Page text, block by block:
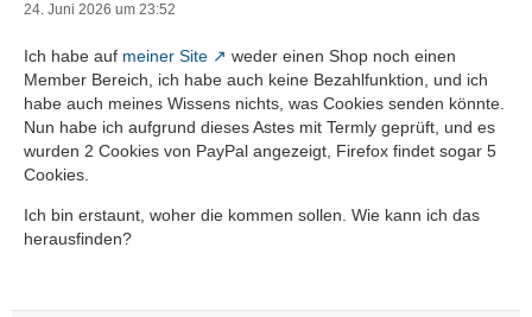
24. Juni 2026 um 23:52
Ich habe auf meiner Site
weder einen Shop noch einen
Member Bereich, ich habe auch keine Bezahlfunktion, und ich
habe auch meines Wissens nichts, was Cookies senden könnte.
Nun habe ich aufgrund dieses Astes mit Termly geprüft, und es
wurden 2 Cookies von PayPal angezeigt, Firefox findet sogar 5
Cookies.
Ich bin erstaunt, woher die kommen sollen. Wie kann ich das
herausfinden?